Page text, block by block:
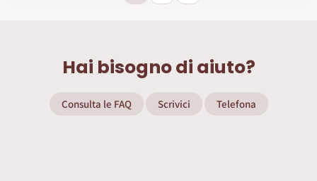
Hai bisogno di aiuto?
Consulta le FAQ Scrivici Telefona